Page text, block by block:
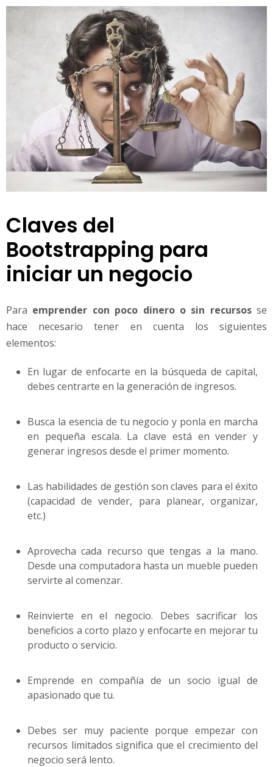
Claves del
Bootstrapping para
iniciar un negocio
Para emprender con poco dinero o sin recursosse
hace necesario tener en cuenta los siguientes
elementos:
En lugar de enfocarte en la búsqueda de capital,
debes centrarte en la generación de ingresos.
Busca la esencia de tu negocio y ponla en marcha
en pequeña escala. La clave está en vender y
generar ingresos desde el primer momento.
Las habilidades de gestión son claves para el éxito
(capacidad de vender, para planear, organizar,
etc.)
Aprovecha cada recurso que tengas a la mano.
Desde una computadora hasta un mueble pueden
servirte al comenzar.
Reinvierte en el negocio. Debes sacrificar los
beneficios a corto plazo y enfocarte en mejorar tu
producto o servicio.
Emprende en compañía de un socio igual de
apasionado que tu.
Debes ser muy paciente porque empezar con
recursos limitados significa que el crecimiento del
negocio será lento.